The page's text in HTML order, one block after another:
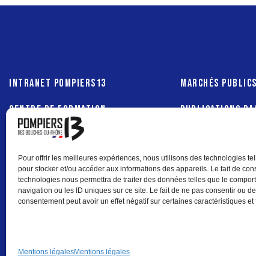
Pour offrir les meilleures expériences, nous utilisons des technologies
pour stocker et/ou accéder aux informations des appareils. Le fait de
technologies nous permettra de traiter des données telles que le
navigation ou les ID uniques sur ce site. Le fait de ne pas consentir ou
consentement peut avoir un effet négatif sur certaines caractéristiques et
Mentions légalesMentions légales
INTRANET POMPIERS13
CENTRE DE FORMATION
DÉPARTEMENTAL
UNION POMPIERS13
MARCHÉS PUBLICS
PUBLICATIONS